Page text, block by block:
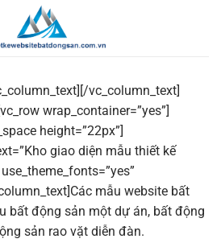
vc_column_text]
wrap_container=”yes”]
height=”22px”]
giao diện mẫu thiết kế
mẫu website bất
bất động sản một dự án, bất động
sản rao vặt diễn đàn.